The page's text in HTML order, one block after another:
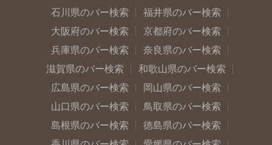
石川県のバー検索
福井県のバー検索
大阪府のバー検索
京都府のバー検索
兵庫県のバー検索
奈良県のバー検索
滋賀県のバー検索
和歌山県のバー検索
広島県のバー検索
岡山県のバー検索
山口県のバー検索
鳥取県のバー検索
島根県のバー検索
徳島県のバー検索